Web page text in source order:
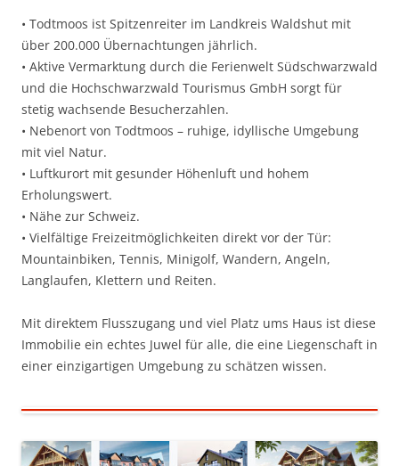
• Todtmoos ist Spitzenreiter im Landkreis Waldshut mit
über 200.000 Übernachtungen jährlich.
• Aktive Vermarktung durch die Ferienwelt Südschwarzwald
und die Hochschwarzwald Tourismus GmbH sorgt für
stetig wachsende Besucherzahlen.
• Nebenort von Todtmoos – ruhige, idyllische Umgebung
mit viel Natur.
• Luftkurort mit gesunder Höhenluft und hohem
Erholungswert.
• Nähe zur Schweiz.
• Vielfältige Freizeitmöglichkeiten direkt vor der Tür:
Mountainbiken, Tennis, Minigolf, Wandern, Angeln,
Langlaufen, Klettern und Reiten.
Mit direktem Flusszugang und viel Platz ums Haus ist diese
Immobilie ein echtes Juwel für alle, die eine Liegenschaft in
einer einzigartigen Umgebung zu schätzen wissen.